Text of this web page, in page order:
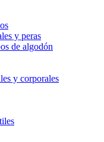
y peras
de algodón
y corporales